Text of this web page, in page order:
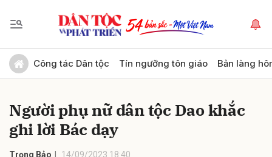
Công tác Dân tộc Tín ngưỡng tôn giáo Bản làng
Người phụ nữ dân tộc Dao khắc
ghi lời Bác dạy
Trọng Bảo 14/09/2023 18:40
Gửi bình luận